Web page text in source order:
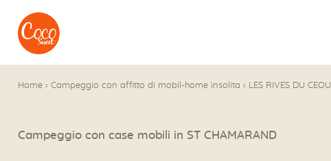
Vai al menu
Accedi al contenuto
Home › Campeggio con affitto di mobil-home insolita › LES RIVES DU CEOU
Campeggio con case mobili in ST CHAMARAND